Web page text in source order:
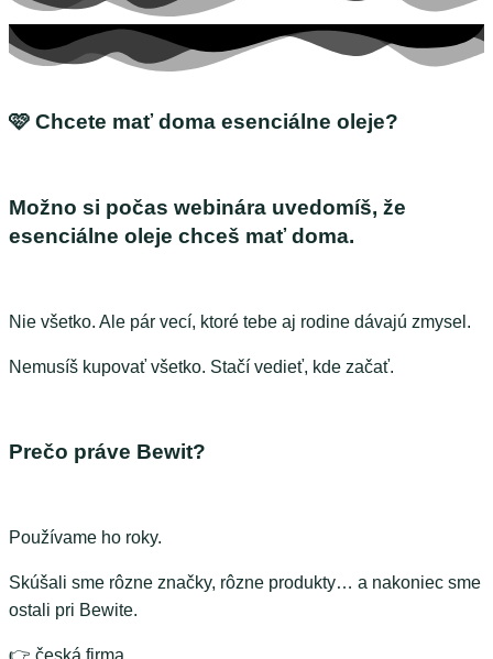
🩷 Chcete mať doma esenciálne oleje?
Možno si počas webinára uvedomíš, že
esenciálne oleje chceš mať doma.
Nie všetko. Ale pár vecí, ktoré tebe aj rodine dávajú zmysel.
Nemusíš kupovať všetko. Stačí vedieť, kde začať.
Prečo práve Bewit?
Používame ho roky.
Skúšali sme rôzne značky, rôzne produkty… a nakoniec sme
ostali pri Bewite.
👉 česká firma